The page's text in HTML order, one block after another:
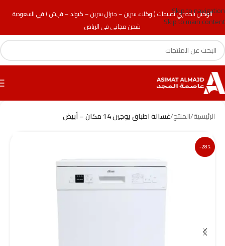
الوكيل الحصري لمنتجات ( وكلاء سرين – جنرال سرين – كيولد – فريش ) في السعودية
شحن مجاني في الرياض
Skip to navigation
Skip to main content
الرئيسية/المنتج/غسالة اطباق يوجين 14 مكان – أبيض
-28%